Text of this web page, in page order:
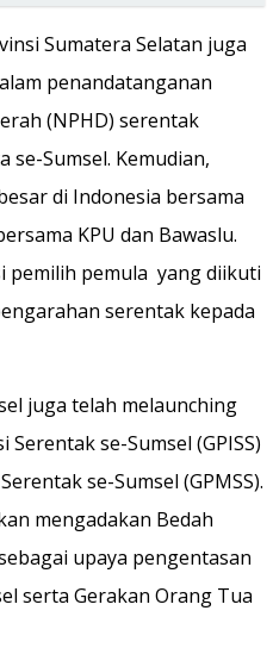
Sumatera Selatan juga
penandatanganan
(NPHD) serentak
se-Sumsel. Kemudian,
di Indonesia bersama
KPU dan Bawaslu.
pemilih pemula yang diikuti
serentak kepada
juga telah melaunching
se-Sumsel (GPISS)
se-Sumsel (GPMSS).
mengadakan Bedah
upaya pengentasan
serta Gerakan Orang Tua